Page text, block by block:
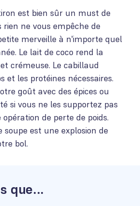
est bien sûr un must de
ne vous empêche de
merveille à n'importe quel
Le lait de coco rend la
crémeuse. Le cabillaud
et les protéines nécessaires.
goût avec des épices ou
si vous ne les supportez pas
de perte de poids.
soupe est une explosion de
bol.
que...